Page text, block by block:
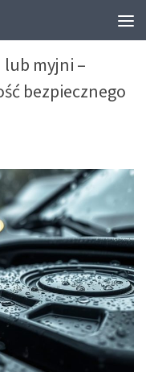
lub myjni –
bezpiecznego